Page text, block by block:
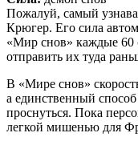
Пожалуй, самый
Крюгер. Его сила
«Мир снов» каждые 60
отправить их туда
В «Мире снов»
а единственный
проснуться. Пока
легкой мишенью для